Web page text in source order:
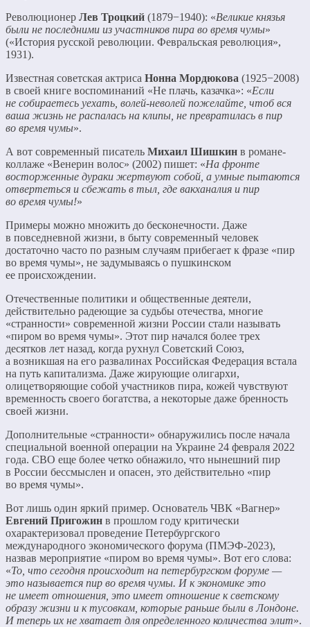
Революционер Лев Троцкий (1879−1940): «Великие князья
были не последними из участников пира во время чумы»
(«История русской революции. Февральская революция»,
1931).
Известная советская актриса Нонна Мордюкова (1925−2008)
в своей книге воспоминаний «Не плачь, казачка»: «Если
не собираетесь уехать, волей-неволей пожелайте, чтоб вся
ваша жизнь не распалась на клипы, не превратилась в пир
во время чумы».
А вот современный писатель Михаил Шишкин в романе-
коллаже «Венерин волос» (2002) пишет: «На фронте
восторженные дураки жертвуют собой, а умные пытаются
отвертеться и сбежать в тыл, где вакханалия и пир
во время чумы!»
Примеры можно множить до бесконечности. Даже
в повседневной жизни, в быту современный человек
достаточно часто по разным случаям прибегает к фразе «пир
во время чумы», не задумываясь о пушкинском
ее происхождении.
Отечественные политики и общественные деятели,
действительно радеющие за судьбы отечества, многие
«странности» современной жизни России стали называть
«пиром во время чумы». Этот пир начался более трех
десятков лет назад, когда рухнул Советский Союз,
а возникшая на его развалинах Российская Федерация встала
на путь капитализма. Даже жирующие олигархи,
олицетворяющие собой участников пира, кожей чувствуют
временность своего богатства, а некоторые даже бренность
своей жизни.
Дополнительные «странности» обнаружились после начала
специальной военной операции на Украине 24 февраля 2022
года. СВО еще более четко обнажило, что нынешний пир
в России бессмыслен и опасен, это действительно «пир
во время чумы».
Вот лишь один яркий пример. Основатель ЧВК «Вагнер»
Евгений Пригожин в прошлом году критически
охарактеризовал проведение Петербургского
международного экономического форума (ПМЭФ-2023),
назвав мероприятие «пиром во время чумы». Вот его слова:
«То, что сегодня происходит на петербургском форуме —
это называется пир во время чумы. И к экономике это
не имеет отношения, это имеет отношение к светскому
образу жизни и к тусовкам, которые раньше были в Лондоне.
И теперь их не хватает для определенного количества элит».